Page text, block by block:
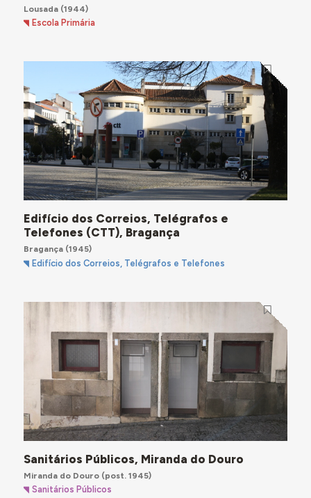
Lousada(1944)
Escola Primária
Edifício dos Correios, Telégrafos e
Telefones (CTT), Bragança
Bragança(1945)
Edifício dos Correios, Telégrafos e Telefones
Sanitários Públicos, Miranda do Douro
Miranda do Douro(post. 1945)
Sanitários Públicos